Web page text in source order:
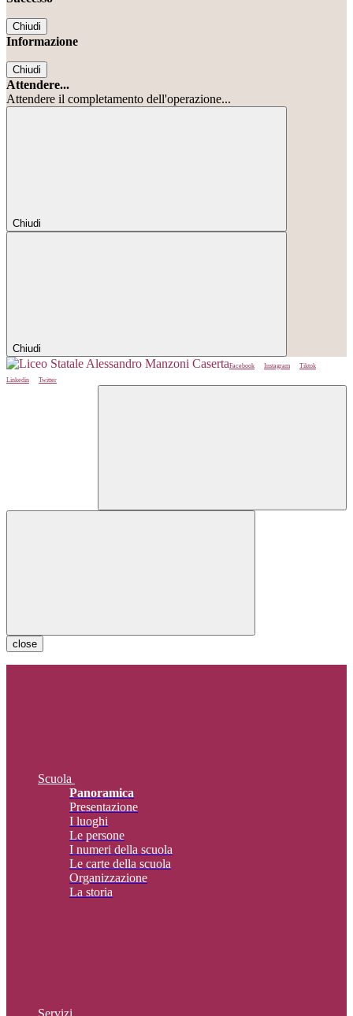
Chiudi
Informazione
Chiudi
Attendere...
Attendere il completamento dell'operazione...
Chiudi
Chiudi
Facebook Instagram
Tiktok
Linkedin
Twitter
close
Scuola
Panoramica
Presentazione
I luoghi
Le persone
I numeri della scuola
Le carte della scuola
Organizzazione
La storia